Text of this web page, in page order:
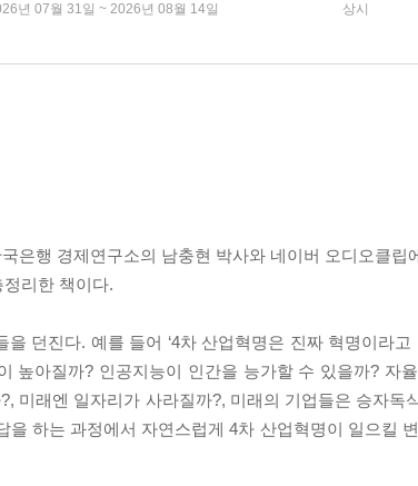
년 07월 31일 ~ 2026년 08월 14일 상시
은행 경제연구소의 남충현 박사와 네이버 오디오클립
리한 책이다.
던진다. 예를 들어 ‘4차 산업혁명은 진짜 혁명이라
높아질까? 인공지능이 인간을 능가할 수 있을까? 자
미래엔 일자리가 사라질까?, 미래의 기업들은 승자독
하는 과정에서 자연스럽게 4차 산업혁명이 일으킬